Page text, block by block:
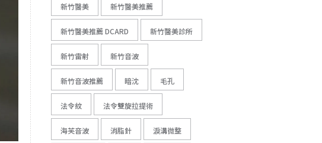
新竹醫美 新竹醫美推薦
新竹醫美推薦 DCARD 新竹醫美診所
新竹雷射 新竹音波
新竹音波推薦 暗沈 毛孔
法令紋 法令雙旋拉提術
海芙音波 消脂針 淚溝微整